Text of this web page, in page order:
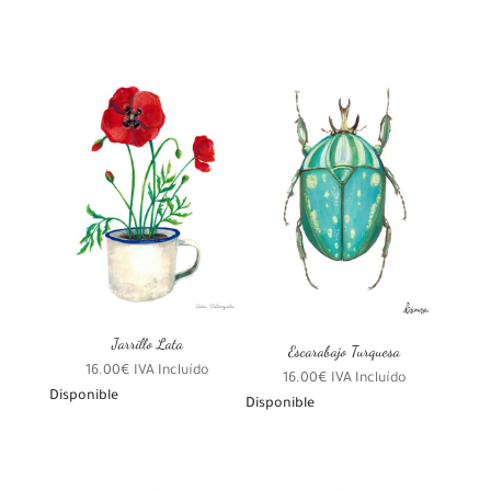
Jarrillo Lata
16.00€ IVA Incluído
Disponible
Escarabajo Turquesa
16.00€ IVA Incluído
Disponible